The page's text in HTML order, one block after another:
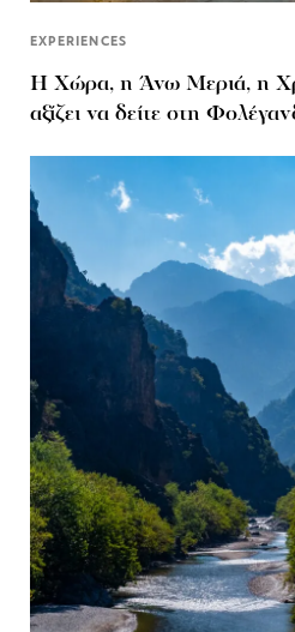
EXPERIENCES
Η Χώρα, η Άνω Μεριά, η
αξίζει να δείτε στη